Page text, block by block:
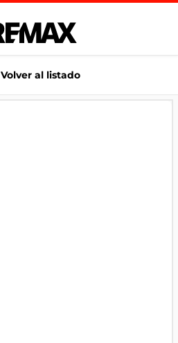
Volver al listado